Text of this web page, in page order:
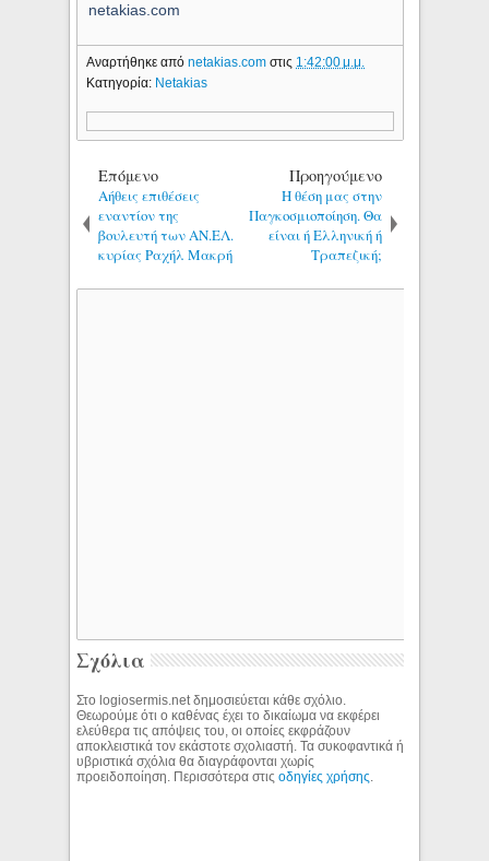
netakias.com
Αναρτήθηκε απόnetakias.comστις 1:42:00 μ.μ.
Κατηγορία: Netakias
Επόμενο
Αήθεις επιθέσεις
εναντίον της
βουλευτή των ΑΝ.ΕΛ.
κυρίας Ραχήλ Μακρή
Προηγούμενο
Η θέση μας στην
Παγκοσμιοποίηση. Θα
είναι ή Ελληνική ή
Τραπεζική;
Σχόλια
Στο logiosermis.net δημοσιεύεται κάθε σχόλιο.
Θεωρούμε ότι ο καθένας έχει το δικαίωμα να εκφέρει
ελεύθερα τις απόψεις του, οι οποίες εκφράζουν
αποκλειστικά τον εκάστοτε σχολιαστή. Τα συκοφαντικά ή
υβριστικά σχόλια θα διαγράφονται χωρίς
προειδοποίηση. Περισσότερα στιςοδηγίες χρήσης.